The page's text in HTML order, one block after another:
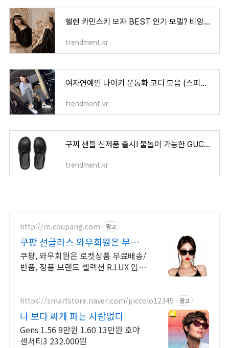
헬렌 카민스키 모자 BEST 인기 모델? 비앙카, 커스틴, 마리나, 프로방스..
trendment.kr
여자연예인 나이키 운동화 코디 모음 (스피리돈, 덩크 로우, 사카이, 피스마이너스원)
trendment.kr
구찌 샌들 신제품 출시! 물놀이 가능한 GUCCI 구찌 슬립온 샌들
trendment.kr
http://m.coupang.com 광고
쿠팡 선글라스 와우회원은 무제한
무료배송
쿠팡, 와우회원은 로켓상품 무료배송/
반품, 정품 브랜드 셀렉션 R.LUX 입
https://smartstore.naver.com/piccolo12345 광고
나 보다 싸게 파는 사람없다
Gens 1.56 9만원 1.60 13만원 호야
센서티3 232.000원